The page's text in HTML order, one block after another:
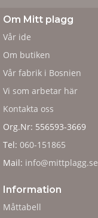
Om Mitt plagg
Vår ide
Om butiken
Vår fabrik i Bosnien
Vi som arbetar här
Kontakta oss
Org.Nr: 556593-3669
Tel: 060-151865
Mail: info@mittplagg.se
Information
Måttabell